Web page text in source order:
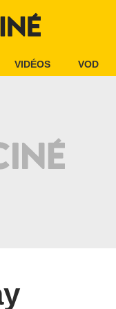
VIDÉOS VOD